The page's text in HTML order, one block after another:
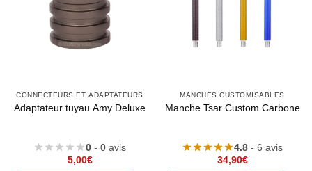
CONNECTEURS ET ADAPTATEURS
Adaptateur tuyau Amy Deluxe
0 - 0 avis
5,00€
MANCHES CUSTOMISABLES
Manche Tsar Custom Carbone
4.8 - 6 avis
34,90€